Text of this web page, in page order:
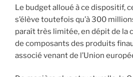
Le budget alloué à ce dispositif,
s’élève toutefois qu’à 300
paraît très limitée, en dépit de la
de composants des produits
associé venant de l’Union